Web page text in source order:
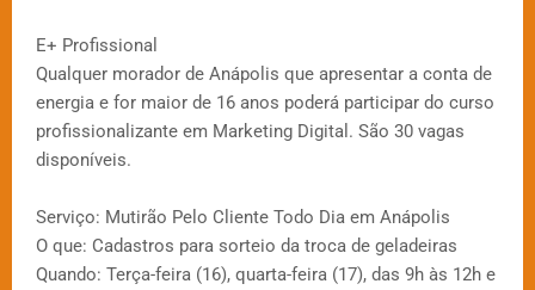
E+ Profissional
Qualquer morador de Anápolis que apresentar a conta de
energia e for maior de 16 anos poderá participar do curso
profissionalizante em Marketing Digital. São 30 vagas
disponíveis.
Serviço: Mutirão Pelo Cliente Todo Dia em Anápolis
O que: Cadastros para sorteio da troca de geladeiras
Quando: Terça-feira (16), quarta-feira (17), das 9h às 12h e